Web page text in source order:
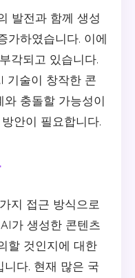
발전과 함께 생성
가하였습니다. 이에
각되고 있습니다.
기술이 창작한 콘
충돌할 가능성이
안이 필요합니다.
지 접근 방식으로
가 생성한 콘텐츠
할 것인지에 대한
다. 현재 많은 국